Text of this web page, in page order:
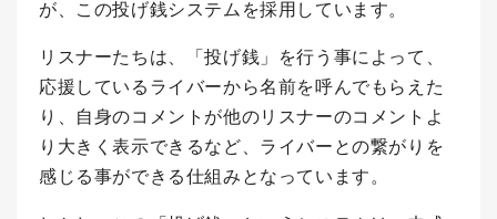
が、この投げ銭システムを採用しています。
リスナーたちは、「投げ銭」を行う事によって、
応援しているライバーから名前を呼んでもらえた
り、自身のコメントが他のリスナーのコメントよ
り大きく表示できるなど、ライバーとの繋がりを
感じる事ができる仕組みとなっています。